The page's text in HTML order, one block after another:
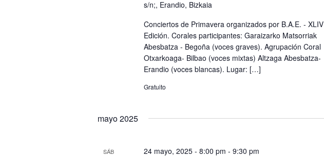
s/n;, Erandio, Bizkaia
Conciertos de Primavera organizados por B.A.E. - XLIV
Edición. Corales participantes: Garaizarko Matsorriak
Abesbatza - Begoña (voces graves). Agrupación Coral
Otxarkoaga- Bilbao (voces mixtas) Altzaga Abesbatza-
Erandio (voces blancas). Lugar: […]
Gratuito
mayo 2025
SÁB 24 mayo, 2025 - 8:00 pm -9:30 pm